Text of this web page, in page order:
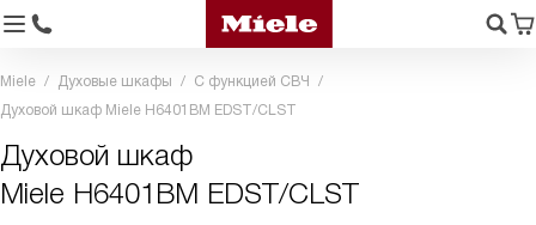
Miele Духовые шкафы
С функцией СВЧ
Духовой шкаф Miele H6401BM EDST/CLST
Духовой шкаф
Miele H6401BM EDST/CLST